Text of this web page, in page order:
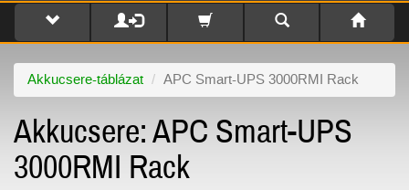
Akkucsere-táblázat APC Smart-UPS 3000RMI Rack
Akkucsere: APC Smart-UPS
3000RMI Rack